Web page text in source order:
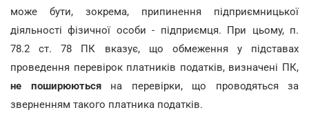
може бути, зокрема, припинення підприємницької
діяльності фізичної особи - підприємця. При цьому, п.
78.2 ст. 78 ПК вказує, що обмеження у підставах
проведення перевірок платників податків, визначені ПК,
не поширюються на перевірки, що проводяться за
зверненням такого платника податків.